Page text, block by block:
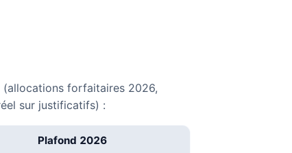
forfaitaires 2026,
sur justificatifs) :
Plafond 2026